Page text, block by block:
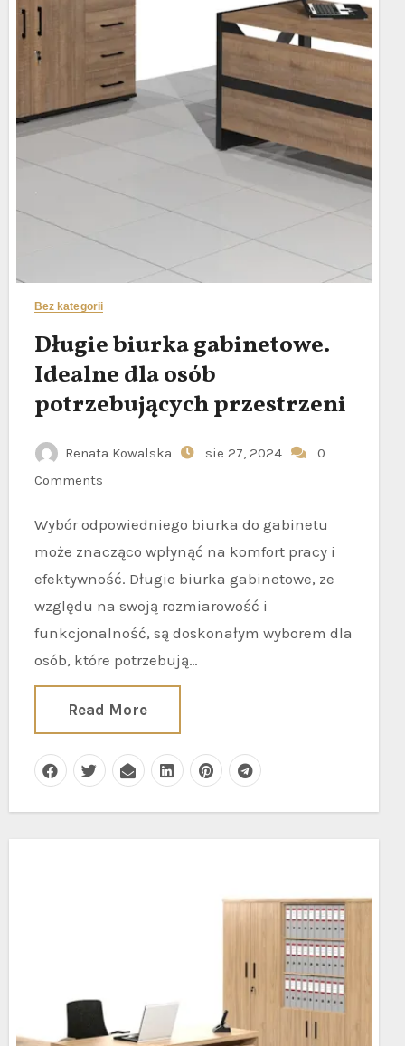
Bez kategorii
Długie biurka gabinetowe.
Idealne dla osób
potrzebujących przestrzeni
Renata Kowalska sie 27, 2024
0
Comments
Wybór odpowiedniego biurka do gabinetu
może znacząco wpłynąć na komfort pracy i
efektywność. Długie biurka gabinetowe, ze
względu na swoją rozmiarowość i
funkcjonalność, są doskonałym wyborem dla
osób, które potrzebują…
Read More